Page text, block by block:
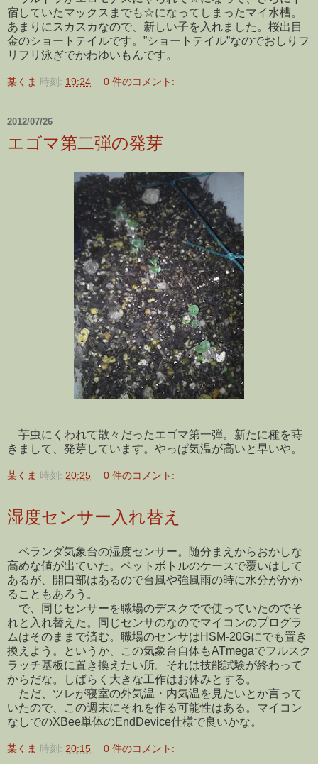
宿していたマックスまでも☆になってしまったマイ水槽。
あまりにスカスカなので、新しい子を入れました。桜出目
金のショートテイルです。”ショートテイル”なのでおしりフ
リフリ泳ぎでかわゆいもんです。
某くま 時刻: 19:24 0 件のコメント:
2012/07/26
エゴマ第二弾の発芽
芋虫にくわれて散々だったエゴマ第一弾。新たに種を蒔
きまして、発芽しています。やっぱ気温が高いと早いや。
某くま 時刻: 20:25 0 件のコメント:
湿度センサー入れ替え
ベランダ気象台の湿度センサー。随分まえからおかしな
高めな値が出ていた。ペットボトルのケースで覆いはして
あるが、開口部はあるので台風や強風雨の時に水分がかか
ることもあろう。
で、同じセンサーを職場のデスクでで使っていたのでそ
れと入れ替えた。同じセンサのなのでマイコンのプログラ
ムはそのままで済む。職場のセンサはHSM-20Gにでも置き
換えよう。というか、この気象台自体もATmegaでフルスク
ラッチ基板に置き換えたい所。それは技能試験が終わって
からだな。しばらく大きな工作はお休みとする。
ただ、ツレが寝室の外気温・内気温を見たいとか言って
いたので、この週末にそれを作る可能性はある。マイコン
なしでのXBee単体のEndDevice仕様で良いかな。
某くま 時刻: 20:15 0 件のコメント: